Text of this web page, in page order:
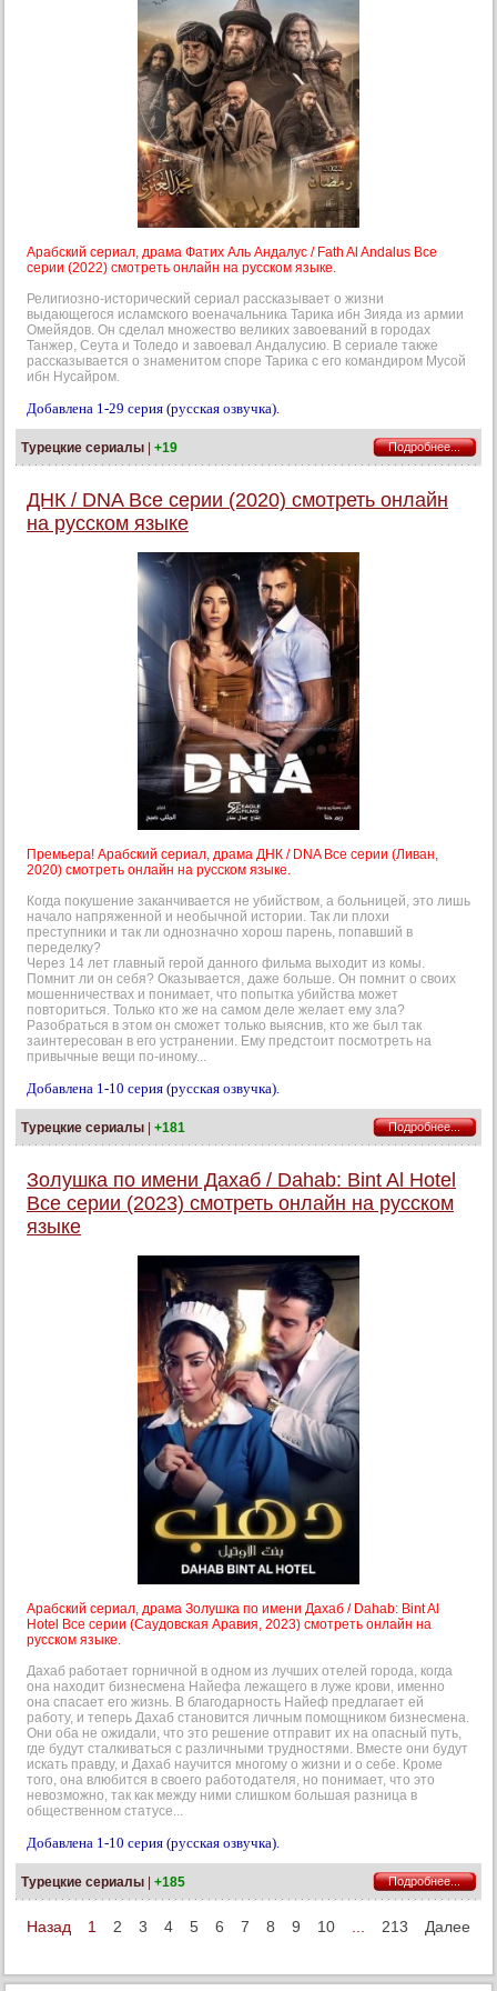
Арабский сериал, драма Фатих Аль Андалус / Fath Al Andalus Все
серии (2022) смотреть онлайн на русском языке.
Религиозно-исторический сериал рассказывает о жизни
выдающегося исламского военачальника Тарика ибн Зияда из армии
Омейядов. Он сделал множество великих завоеваний в городах
Танжер, Сеута и Толедо и завоевал Андалусию. В сериале также
рассказывается о знаменитом споре Тарика с его командиром Мусой
ибн Нусайром.
Добавлена 1-29 серия (русская озвучка).
Турецкие сериалы | +19 Подробнее...
ДНК / DNA Все серии (2020) смотреть онлайн
на русском языке
Премьера! Арабский сериал, драма ДНК / DNA Все серии (Ливан,
2020) смотреть онлайн на русском языке.
Когда покушение заканчивается не убийством, а больницей, это лишь
начало напряженной и необычной истории. Так ли плохи
преступники и так ли однозначно хорош парень, попавший в
переделку?
Через 14 лет главный герой данного фильма выходит из комы.
Помнит ли он себя? Оказывается, даже больше. Он помнит о своих
мошенничествах и понимает, что попытка убийства может
повториться. Только кто же на самом деле желает ему зла?
Разобраться в этом он сможет только выяснив, кто же был так
заинтересован в его устранении. Ему предстоит посмотреть на
привычные вещи по-иному...
Добавлена 1-10 серия (русская озвучка).
Турецкие сериалы | +181 Подробнее...
Золушка по имени Дахаб / Dahab: Bint Al Hotel
Все серии (2023) смотреть онлайн на русском
языке
Арабский сериал, драма Золушка по имени Дахаб / Dahab: Bint Al
Hotel Все серии (Саудовская Аравия, 2023) смотреть онлайн на
русском языке.
Дахаб работает горничной в одном из лучших отелей города, когда
она находит бизнесмена Найефа лежащего в луже крови, именно
она спасает его жизнь. В благодарность Найеф предлагает ей
работу, и теперь Дахаб становится личным помощником бизнесмена.
Они оба не ожидали, что это решение отправит их на опасный путь,
где будут сталкиваться с различными трудностями. Вместе они будут
искать правду, и Дахаб научится многому о жизни и о себе. Кроме
того, она влюбится в своего работодателя, но понимает, что это
невозможно, так как между ними слишком большая разница в
общественном статусе...
Добавлена 1-10 серия (русская озвучка).
Турецкие сериалы +185 Подробнее...
Назад 1 2 3 4 5 6 7 8 9 10 213 Далее